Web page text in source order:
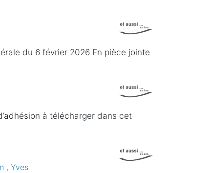
du 6 février 2026 En pièce jointe
à télécharger dans cet
, Yves